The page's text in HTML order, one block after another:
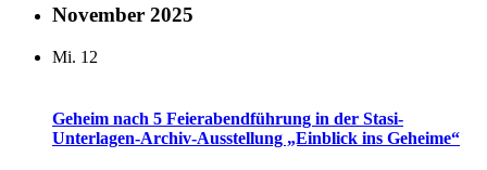
November 2025
Mi. 12
Geheim nach 5 Feierabendführung in der Stasi-
Unterlagen-Archiv-Ausstellung „Einblick ins Geheime“